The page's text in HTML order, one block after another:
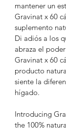
mantener un
Gravinat x 60
suplemento
Di adiós a los
abraza el
Gravinat x 60
producto
siente la
hígado.
Introducing
the 100%